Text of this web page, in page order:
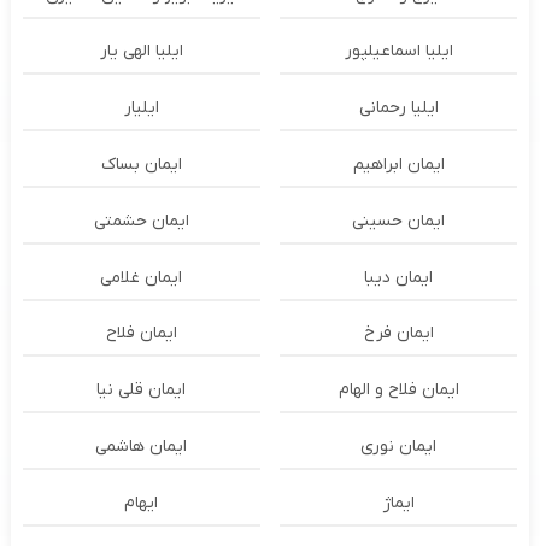
ایلیا اسماعیلپور ایلیا الهی یار
ایلیا رحمانی ایلیار
ایمان ابراهیم ایمان بساک
ایمان حسینی ایمان حشمتی
ایمان دیبا ایمان غلامی
ایمان فرخ ایمان فلاح
ایمان فلاح و الهام ایمان قلی نیا
ایمان نوری ایمان هاشمی
ایماژ ایهام